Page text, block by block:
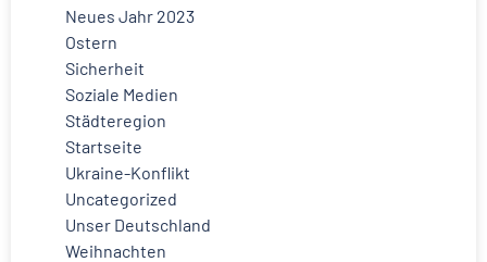
Neues Jahr 2023
Ostern
Sicherheit
Soziale Medien
Städteregion
Startseite
Ukraine-Konflikt
Uncategorized
Unser Deutschland
Weihnachten